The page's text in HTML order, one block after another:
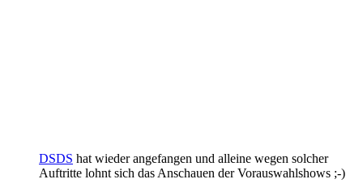
DSDS hat wieder angefangen und alleine wegen solcher
Auftritte lohnt sich das Anschauen der Vorauswahlshows ;-)